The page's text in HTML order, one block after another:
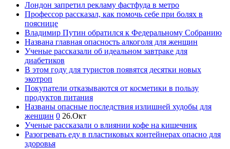
Лондон запретил рекламу фастфуда в метро
Профессор рассказал, как помочь себе при болях в
пояснице
Владимир Путин обратился к Федеральному Собранию
Названа главная опасность алкоголя для женщин
Ученые рассказали об идеальном завтраке для
диабетиков
В этом году для туристов появятся десятки новых
экотроп
Покупатели отказываются от косметики в пользу
продуктов питания
Названы опасные последствия излишней худобы для
женщин 0 26.Окт
Ученые рассказали о влиянии кофе на кишечник
Разогревать еду в пластиковых контейнерах опасно для
здоровья